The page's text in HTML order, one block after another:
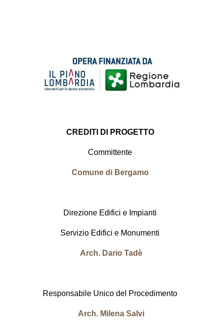
CREDITI DI PROGETTO
Committente
Comune di Bergamo
Direzione Edifici e Impianti
Servizio Edifici e Monumenti
Arch. Dario Tadè
Responsabile Unico del Procedimento
Arch. Milena Salvi